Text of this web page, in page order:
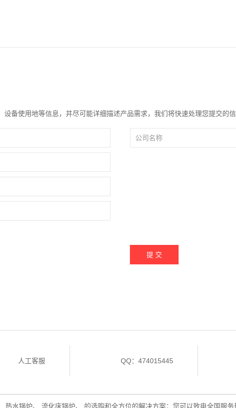
备使用地等信息，并尽可能详细描述产品需求，我们将快速处理您提交的
提 交
人工客服 QQ：474015445
热水锅炉、 流化床锅炉、 的选购和全方位的解决方案；您可以致电全国服务